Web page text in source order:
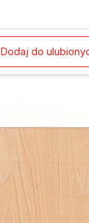
Dodaj do